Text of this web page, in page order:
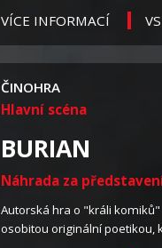
VÍCE INFORMACÍ
ČINOHRA
Hlavní scéna
BURIAN
Náhrada za
Autorská hra o "králi
osobitou originální poetikou,